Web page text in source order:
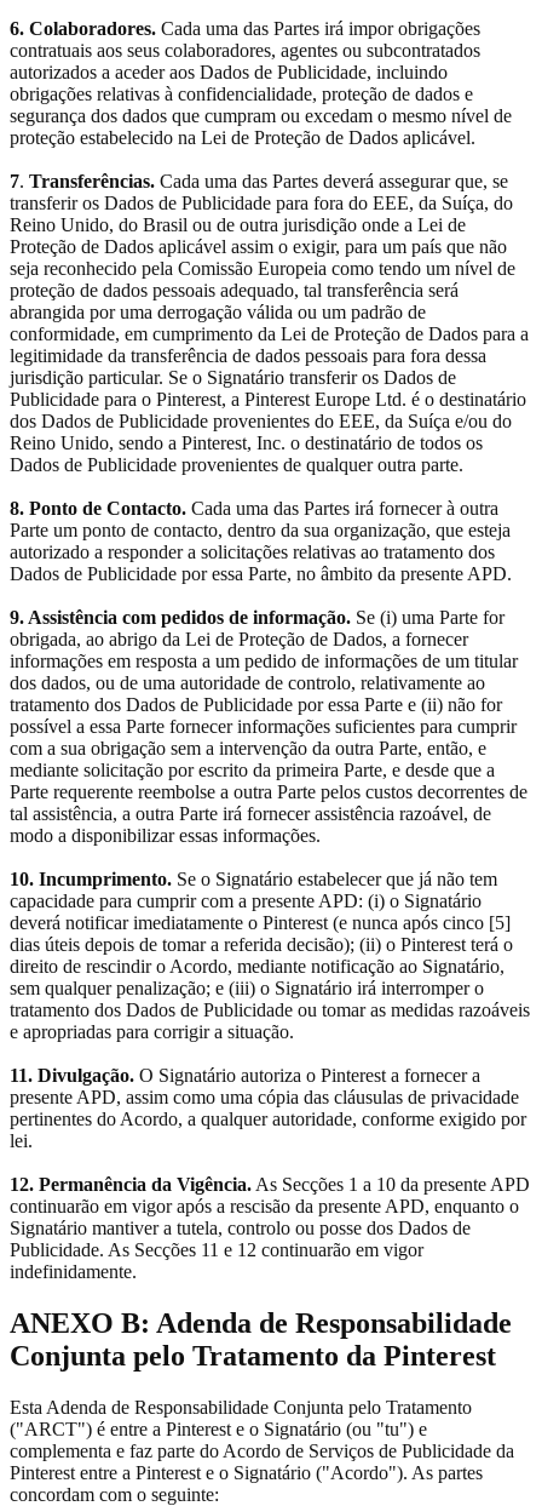
6. Colaboradores. Cada uma das Partes irá impor obrigações
contratuais aos seus colaboradores, agentes ou subcontratados
autorizados a aceder aos Dados de Publicidade, incluindo
obrigações relativas à confidencialidade, proteção de dados e
segurança dos dados que cumpram ou excedam o mesmo nível de
proteção estabelecido na Lei de Proteção de Dados aplicável.
7. Transferências. Cada uma das Partes deverá assegurar que, se
transferir os Dados de Publicidade para fora do EEE, da Suíça, do
Reino Unido, do Brasil ou de outra jurisdição onde a Lei de
Proteção de Dados aplicável assim o exigir, para um país que não
seja reconhecido pela Comissão Europeia como tendo um nível de
proteção de dados pessoais adequado, tal transferência será
abrangida por uma derrogação válida ou um padrão de
conformidade, em cumprimento da Lei de Proteção de Dados para a
legitimidade da transferência de dados pessoais para fora dessa
jurisdição particular. Se o Signatário transferir os Dados de
Publicidade para o Pinterest, a Pinterest Europe Ltd. é o destinatário
dos Dados de Publicidade provenientes do EEE, da Suíça e/ou do
Reino Unido, sendo a Pinterest, Inc. o destinatário de todos os
Dados de Publicidade provenientes de qualquer outra parte.
8. Ponto de Contacto. Cada uma das Partes irá fornecer à outra
Parte um ponto de contacto, dentro da sua organização, que esteja
autorizado a responder a solicitações relativas ao tratamento dos
Dados de Publicidade por essa Parte, no âmbito da presente APD.
9. Assistência com pedidos de informação. Se (i) uma Parte for
obrigada, ao abrigo da Lei de Proteção de Dados, a fornecer
informações em resposta a um pedido de informações de um titular
dos dados, ou de uma autoridade de controlo, relativamente ao
tratamento dos Dados de Publicidade por essa Parte e (ii) não for
possível a essa Parte fornecer informações suficientes para cumprir
com a sua obrigação sem a intervenção da outra Parte, então, e
mediante solicitação por escrito da primeira Parte, e desde que a
Parte requerente reembolse a outra Parte pelos custos decorrentes de
tal assistência, a outra Parte irá fornecer assistência razoável, de
modo a disponibilizar essas informações.
10. Incumprimento. Se o Signatário estabelecer que já não tem
capacidade para cumprir com a presente APD: (i) o Signatário
deverá notificar imediatamente o Pinterest (e nunca após cinco [5]
dias úteis depois de tomar a referida decisão); (ii) o Pinterest terá o
direito de rescindir o Acordo, mediante notificação ao Signatário,
sem qualquer penalização; e (iii) o Signatário irá interromper o
tratamento dos Dados de Publicidade ou tomar as medidas razoáveis
e apropriadas para corrigir a situação.
11. Divulgação. O Signatário autoriza o Pinterest a fornecer a
presente APD, assim como uma cópia das cláusulas de privacidade
pertinentes do Acordo, a qualquer autoridade, conforme exigido por
lei.
12. Permanência da Vigência. As Secções 1 a 10 da presente APD
continuarão em vigor após a rescisão da presente APD, enquanto o
Signatário mantiver a tutela, controlo ou posse dos Dados de
Publicidade. As Secções 11 e 12 continuarão em vigor
indefinidamente.
ANEXO B: Adenda de Responsabilidade
Conjunta pelo Tratamento da Pinterest
Esta Adenda de Responsabilidade Conjunta pelo Tratamento
("ARCT") é entre a Pinterest e o Signatário (ou "tu") e
complementa e faz parte do Acordo de Serviços de Publicidade da
Pinterest entre a Pinterest e o Signatário ("Acordo"). As partes
concordam com o seguinte: